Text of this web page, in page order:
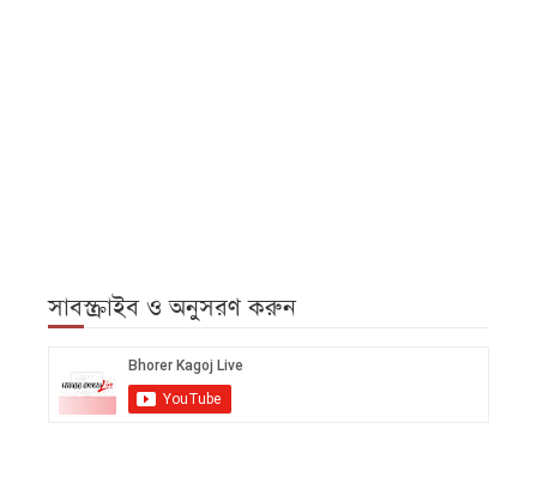
সাবস্ক্রাইব ও অনুসরণ করুন